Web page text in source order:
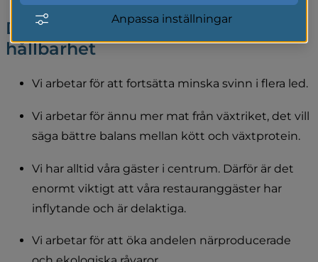
Detta innebär vårt arbete med
hållbarhet
Vi arbetar för att fortsätta minska svinn i flera led.
Vi arbetar för ännu mer mat från växtriket, det vill
säga bättre balans mellan kött och växtprotein.
Vi har alltid våra gäster i centrum. Därför är det
enormt viktigt att våra restauranggäster har
inflytande och är delaktiga.
Vi arbetar för att öka andelen närproducerade
Anpassa inställningar